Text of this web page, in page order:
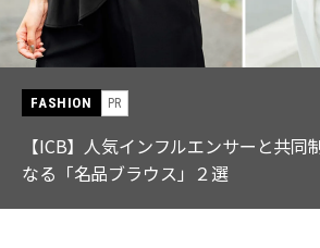
FASHION PR
【ICB】人気インフルエンサーと共同
なる「名品ブラウス」２選